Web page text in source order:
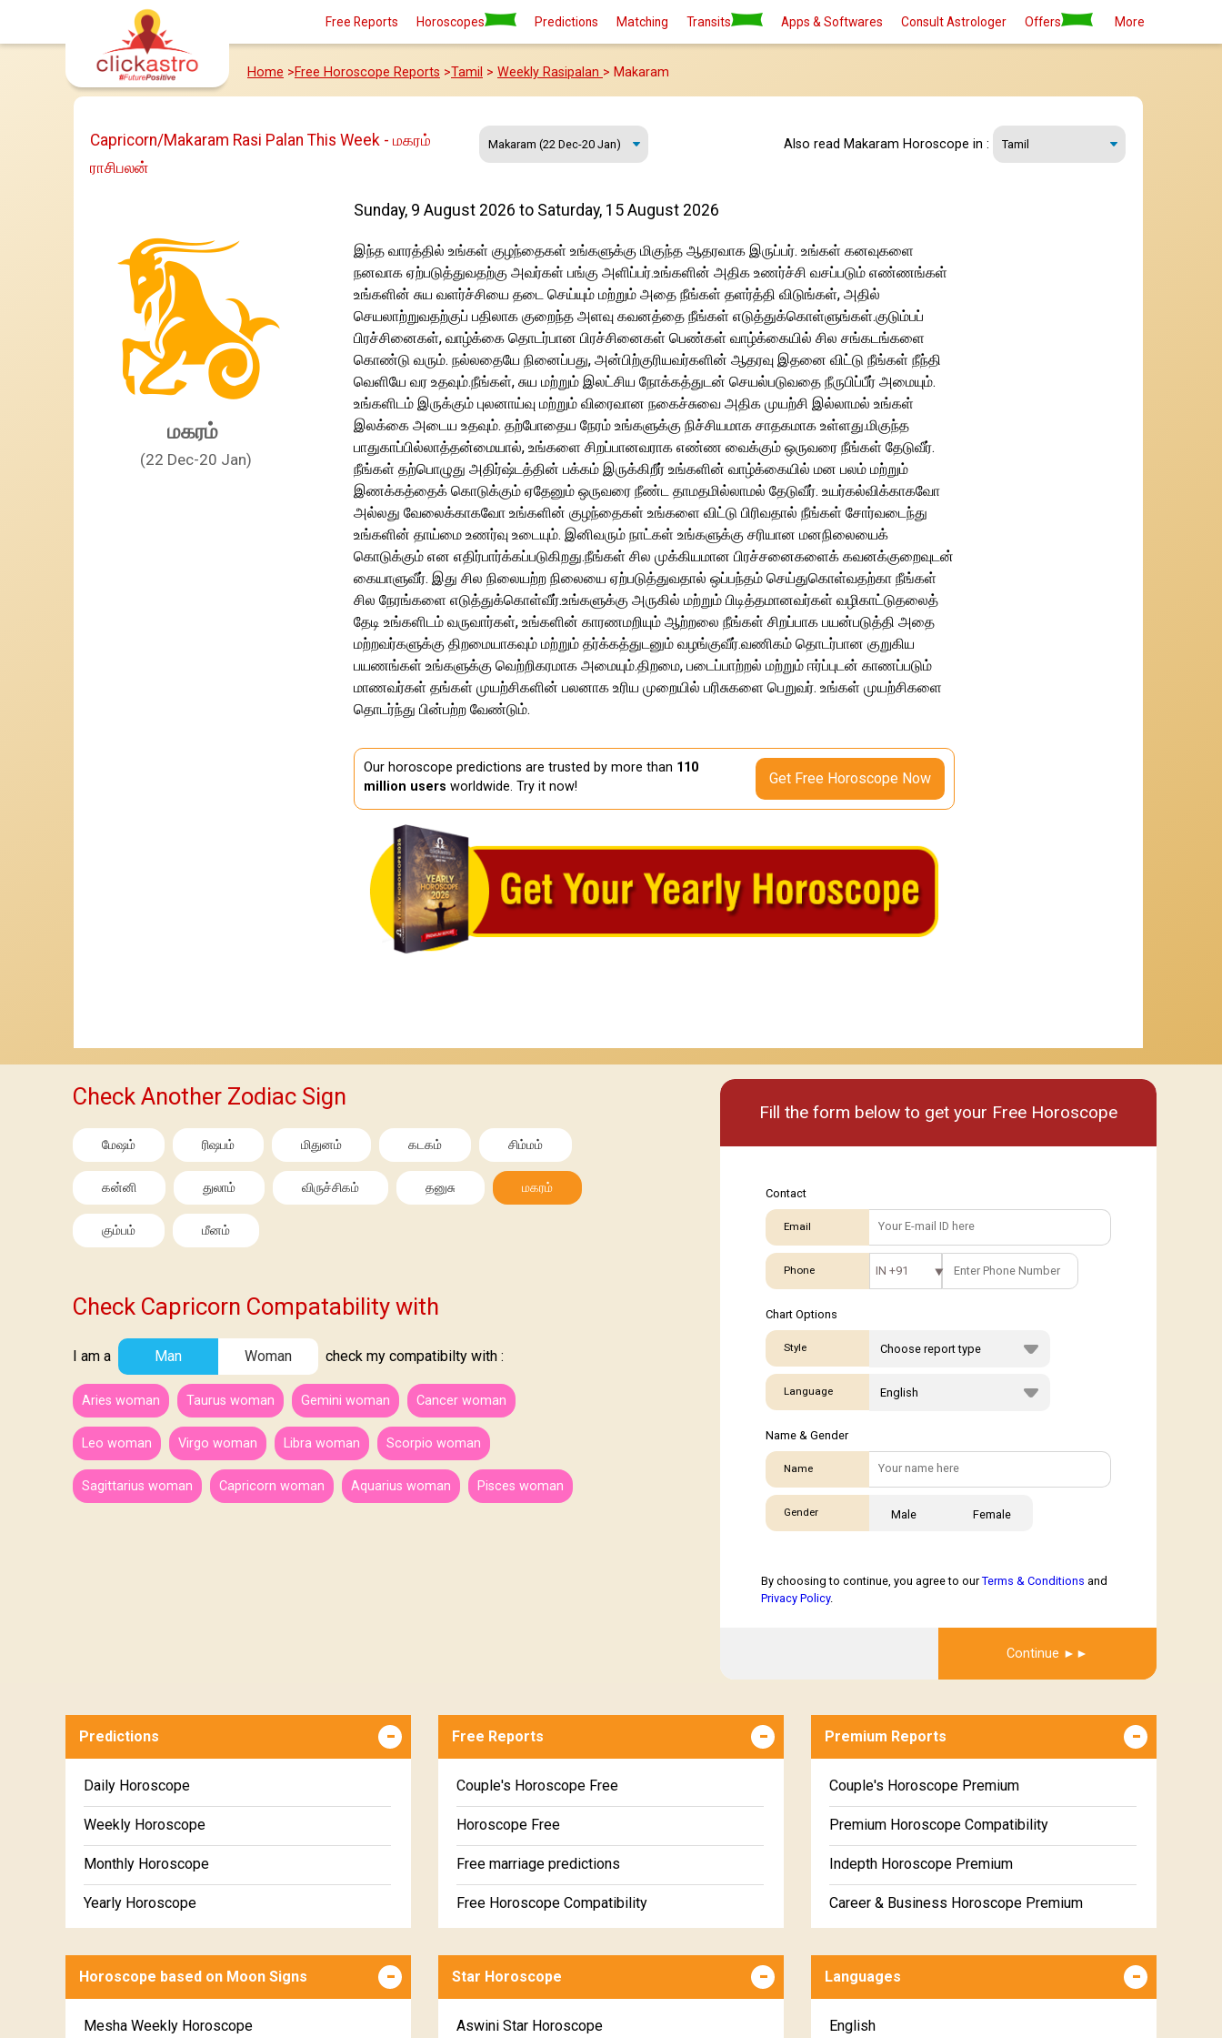
Free Reports Horoscopes Predictions Matching Transits Apps & Softwares Consult Astrologer Offers More
Home >Free Horoscope Reports >Tamil > Weekly Rasipalan > Makaram
Capricorn/Makaram Rasi Palan This Week - மகரம்
ராசிபலன்
Also read Makaram Horoscope in :
மகரம்
(22 Dec-20 Jan)
Sunday, 9 August 2026 to Saturday, 15 August 2026
இந்த வாரத்தில் உங்கள் குழந்தைகள் உங்களுக்கு மிகுந்த ஆதரவாக இருப்பர். உங்கள் கனவுகளை
நனவாக ஏற்படுத்துவதற்கு அவர்கள் பங்கு அளிப்பர்.உங்களின் அதிக உணர்ச்சி வசப்படும் எண்ணங்கள்
உங்களின் சுய வளர்ச்சியை தடை செய்யும் மற்றும் அதை நீங்கள் தளர்த்தி விடுங்கள், அதில்
செயலாற்றுவதற்குப் பதிலாக குறைந்த அளவு கவனத்தை நீங்கள் எடுத்துக்கொள்ளுங்கள்.குடும்பப்
பிரச்சினைகள், வாழ்க்கை தொடர்பான பிரச்சினைகள் பெண்கள் வாழ்க்கையில் சில சங்கடங்களை
கொண்டு வரும். நல்லதையே நினைப்பது, அன்பிற்குரியவர்களின் ஆதரவு இதனை விட்டு நீங்கள் நீந்தி
வெளியே வர உதவும்.நீங்கள், சுய மற்றும் இலட்சிய நோக்கத்துடன் செயல்படுவதை நீருபிப்பீர் அமையும்.
உங்களிடம் இருக்கும் புலனாய்வு மற்றும் விரைவான நகைச்சுவை அதிக முயற்சி இல்லாமல் உங்கள்
இலக்கை அடைய உதவும். தற்போதைய நேரம் உங்களுக்கு நிச்சியமாக சாதகமாக உள்ளது.மிகுந்த
பாதுகாப்பில்லாத்தன்மையால், உங்களை சிறப்பானவராக எண்ண வைக்கும் ஒருவரை நீங்கள் தேடுவீர்.
நீங்கள் தற்பொழுது அதிர்ஷ்டத்தின் பக்கம் இருக்கிறீர் உங்களின் வாழ்க்கையில் மன பலம் மற்றும்
இணக்கத்தைக் கொடுக்கும் ஏதேனும் ஒருவரை நீண்ட தாமதமில்லாமல் தேடுவீர். உயர்கல்விக்காகவோ
அல்லது வேலைக்காகவோ உங்களின் குழந்தைகள் உங்களை விட்டு பிரிவதால் நீங்கள் சோர்வடைந்து
உங்களின் தாய்மை உணர்வு உடையும். இனிவரும் நாட்கள் உங்களுக்கு சரியான மனநிலையைக்
கொடுக்கும் என எதிர்பார்க்கப்படுகிறது.நீங்கள் சில முக்கியமான பிரச்சனைகளைக் கவனக்குறைவுடன்
கையாளுவீர். இது சில நிலையற்ற நிலையை ஏற்படுத்துவதால் ஒப்பந்தம் செய்துகொள்வதற்கா நீங்கள்
சில நேரங்களை எடுத்துக்கொள்வீர்.உங்களுக்கு அருகில் மற்றும் பிடித்தமானவர்கள் வழிகாட்டுதலைத்
தேடி உங்களிடம் வருவார்கள், உங்களின் காரணமறியும் ஆற்றலை நீங்கள் சிறப்பாக பயன்படுத்தி அதை
மற்றவர்களுக்கு திறமையாகவும் மற்றும் தர்க்கத்துடனும் வழங்குவீர்.வணிகம் தொடர்பான குறுகிய
பயணங்கள் உங்களுக்கு வெற்றிகரமாக அமையும்.திறமை, படைப்பாற்றல் மற்றும் ஈர்ப்புடன் காணப்படும்
மாணவர்கள் தங்கள் முயற்சிகளின் பலனாக உரிய முறையில் பரிசுகளை பெறுவர். உங்கள் முயற்சிகளை
தொடர்ந்து பின்பற்ற வேண்டும்.
Our horoscope predictions are trusted by more than 110
million users worldwide. Try it now! Get Free Horoscope Now
Check Another Zodiac Sign
மேஷம் ரிஷபம் மிதுனம் கடகம் சிம்மம்
கன்னி துலாம் விருச்சிகம் தனுசு மகரம்
கும்பம் மீனம்
Check Capricorn Compatability with
I am a Man Woman check my compatibilty with :
Aries woman Taurus woman Gemini woman Cancer woman
Leo woman Virgo woman Libra woman Scorpio woman
Sagittarius woman Capricorn woman Aquarius woman Pisces woman
Contact
Email
Phone IN +91
Chart Options
Style
Language
Name & Gender
Name
Gender Male Female
By choosing to continue, you agree to ourTerms & Conditions and
Privacy Policy.
Continue
Get Report
Fill the form below to get your Free Horoscope
Predictions
Daily Horoscope
Weekly Horoscope
Monthly Horoscope
Yearly Horoscope
Free Reports
Couple's Horoscope Free
Horoscope Free
Free marriage predictions
Free Horoscope Compatibility
Wealth & Fortune Horoscope Free
Free Daily Rashiphal
Premium Reports
Couple's Horoscope Premium
Premium Horoscope Compatibility
Indepth Horoscope Premium
Career & Business Horoscope Premium
Marriage Horoscope Premium
Premium Gem Recommendation Report
Horoscope based on Moon Signs
Mesha Weekly Horoscope
Star Horoscope
Aswini Star Horoscope
Languages
English